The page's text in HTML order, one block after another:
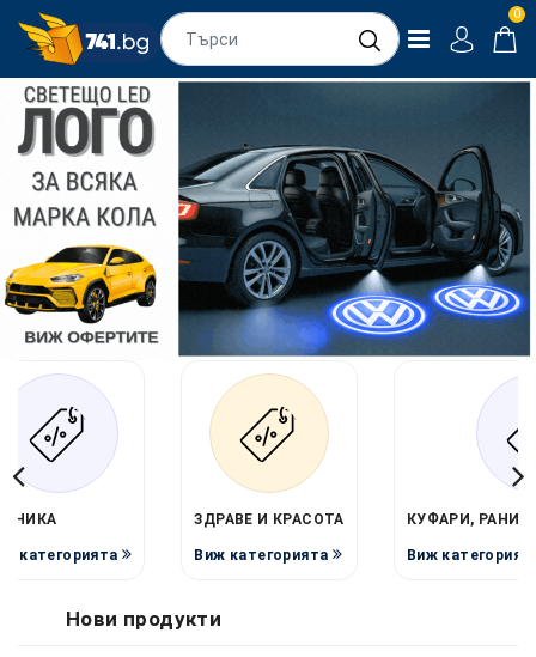
0
категорията
ЗДРАВЕ И КРАСОТА
Виж категорията
КУФАРИ,
Виж
Нови продукти